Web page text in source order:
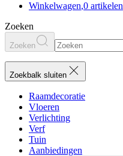
Winkelwagen,0 artikelen
Zoeken
Zoeken
Zoekbalk sluiten
Raamdecoratie
Vloeren
Verlichting
Verf
Tuin
Aanbiedingen